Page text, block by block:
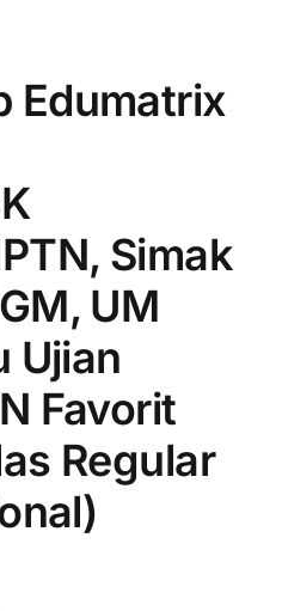
Edumatrix
Simak
UM
Ujian
Favorit
Regular